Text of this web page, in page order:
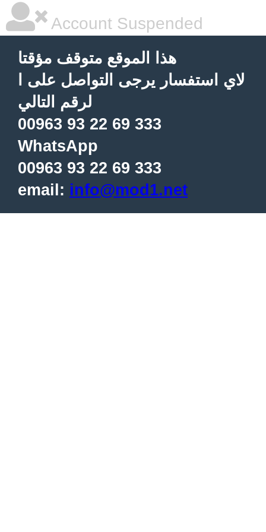
Account Suspended
هذا الموقع متوقف مؤقتا
لاي استفسار يرجى التواصل على ا
لرقم التالي
00963 93 22 69 333
WhatsApp
00963 93 22 69 333
email: info@mod1.net